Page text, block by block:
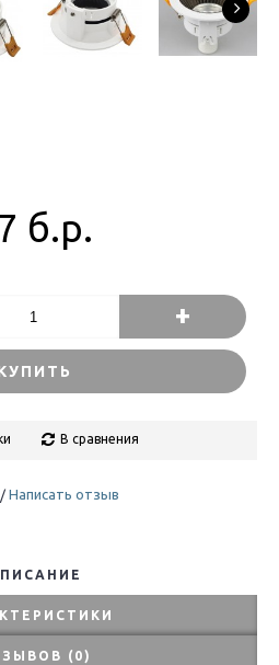
б.р.
+
В сравнения
/ Написать отзыв
(0)